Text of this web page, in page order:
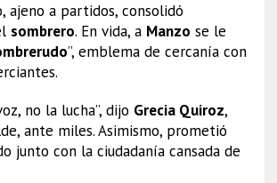
ajeno a partidos, consolidó
sombrero. En vida, a Manzo se le
”, emblema de cercanía con
no la lucha”, dijo Grecia Quiroz,
ante miles. Asimismo, prometió
junto con la ciudadanía cansada de